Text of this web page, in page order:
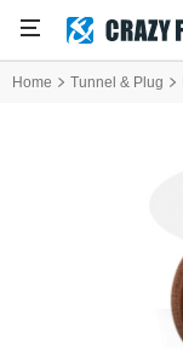
Home Tunnel & Plug